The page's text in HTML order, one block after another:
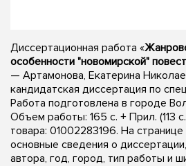
Диссертационная работа «
особенности "новомирской"
— Артамонова, Екатерина
кандидатская диссертация по
Работа подготовлена в городе
Объем работы: 165 с. + Прил. (113
товара: 01002283196. На
основные сведения о
автора, год, город, тип работы и